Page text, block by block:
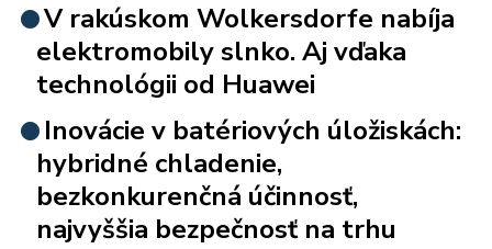
V rakúskom Wolkersdorfe nabíja
elektromobily slnko. Aj vďaka
technológii od Huawei
Inovácie v batériových úložiskách:
hybridné chladenie,
bezkonkurenčná účinnosť,
najvyššia bezpečnosť na trhu